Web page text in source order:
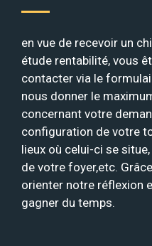
en vue de recevoir un
étude rentabilité, vous
contacter via le
nous donner le
concernant votre
configuration de votre
lieux où celui-ci se
de votre foyer,etc.
orienter notre réflexion
gagner du temps.